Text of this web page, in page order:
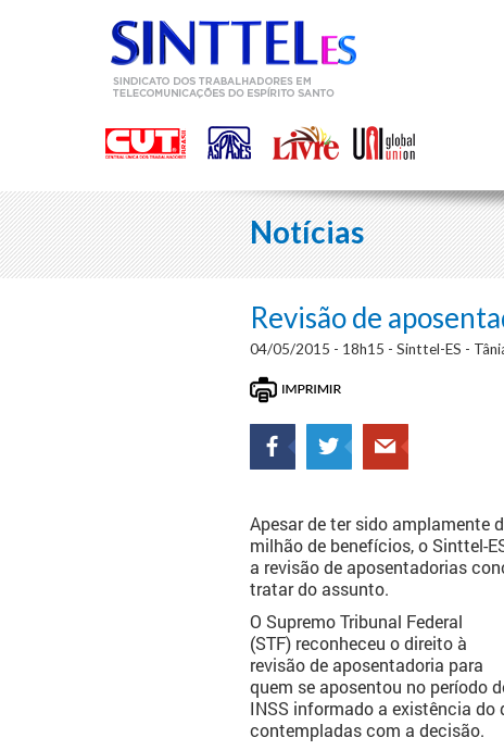
Notícias
Revisão de
04/05/2015 - 18h15 - Sinttel-ES -
Apesar de ter sido amplamente
milhão de benefícios, o Sinttel-
a revisão de aposentadorias
tratar do assunto.
O Supremo Tribunal Federal
(STF) reconheceu o direito à
revisão de aposentadoria para
quem se aposentou no período
INSS informado a existência
contempladas com a decisão.